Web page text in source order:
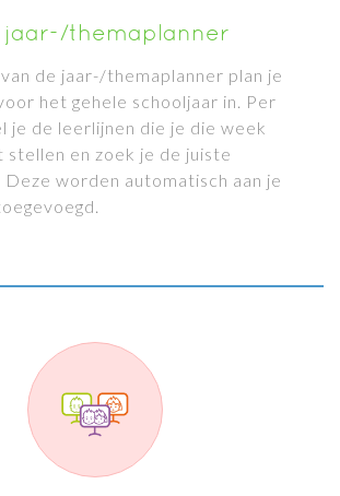
jaar-/themaplanner
de jaar-/themaplanner plan je
het gehele schooljaar in. Per
je de leerlijnen die je die week
stellen en zoek je de juiste
worden automatisch aan je